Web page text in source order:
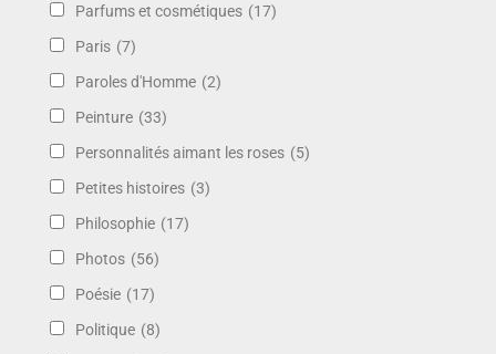
Parfums et cosmétiques (17)
Paris (7)
Paroles d'Homme (2)
Peinture (33)
Personnalités aimant les roses (5)
Petites histoires (3)
Philosophie (17)
Photos (56)
Poésie (17)
Politique (8)